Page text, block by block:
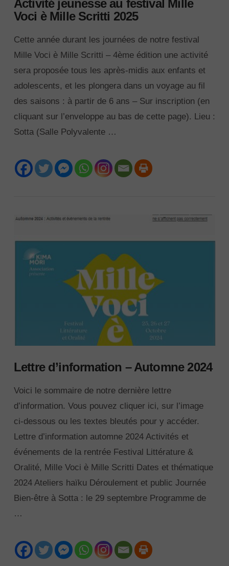
VIEW POST
Activité jeunesse au festival Mille
Voci è Mille Scritti 2025
Cette année durant les journées de notre festival
Mille Voci è Mille Scritti – 4ème édition une activité
sera proposée tous les après-midis aux enfants et
adolescents, et les plongera dans un voyage au fil
des saisons : à partir de 6 ans – Sur inscription (en
cliquant sur l’enveloppe au bas de cette page). Lieu :
Sotta (Salle Polyvalente …
VIEW POST
Lettre d’information – Automne 2024
Voici le sommaire de notre dernière lettre
d’information. Vous pouvez cliquer ici, sur l’image
ci-dessous ou les textes bleutés pour y accéder.
Lettre d’information automne 2024 Activités et
événements de la rentrée Festival Littérature &
Oralité, Mille Voci è Mille Scritti Dates et thématique
2024 Ateliers haïku Déroulement et public Journée
Bien-être à Sotta : le 29 septembre Programme de
…